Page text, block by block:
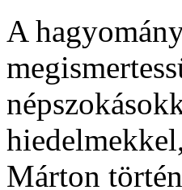
A
Márton